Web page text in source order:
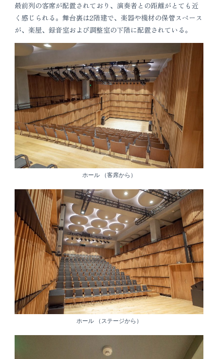
最前列の客席が配置されており、演奏者との距離がとても近
く感じられる。舞台裏は2階建で、楽器や機材の保管スペース
が、楽屋、録音室および調整室の下階に配置されている。
ホール （客席から）
ホール （ステージから）